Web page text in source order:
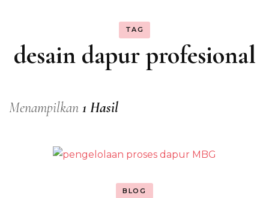
TAG
desain dapur profesional
Menampilkan 1 Hasil
BLOG